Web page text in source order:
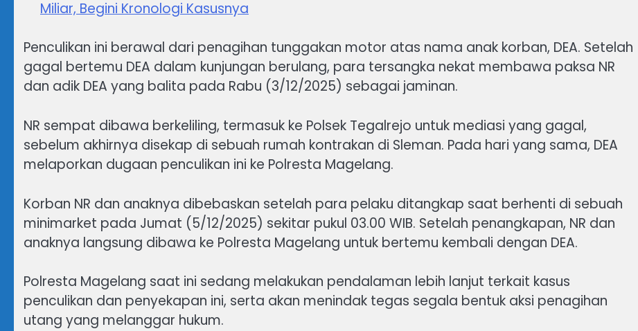
Miliar, Begini Kronologi Kasusnya
Penculikan ini berawal dari penagihan tunggakan motor atas nama anak korban, DEA. Setelah
gagal bertemu DEA dalam kunjungan berulang, para tersangka nekat membawa paksa NR
dan adik DEA yang balita pada Rabu (3/12/2025) sebagai jaminan.
NR sempat dibawa berkeliling, termasuk ke Polsek Tegalrejo untuk mediasi yang gagal,
sebelum akhirnya disekap di sebuah rumah kontrakan di Sleman. Pada hari yang sama, DEA
melaporkan dugaan penculikan ini ke Polresta Magelang.
Korban NR dan anaknya dibebaskan setelah para pelaku ditangkap saat berhenti di sebuah
minimarket pada Jumat (5/12/2025) sekitar pukul 03.00 WIB. Setelah penangkapan, NR dan
anaknya langsung dibawa ke Polresta Magelang untuk bertemu kembali dengan DEA.
Polresta Magelang saat ini sedang melakukan pendalaman lebih lanjut terkait kasus
penculikan dan penyekapan ini, serta akan menindak tegas segala bentuk aksi penagihan
utang yang melanggar hukum.